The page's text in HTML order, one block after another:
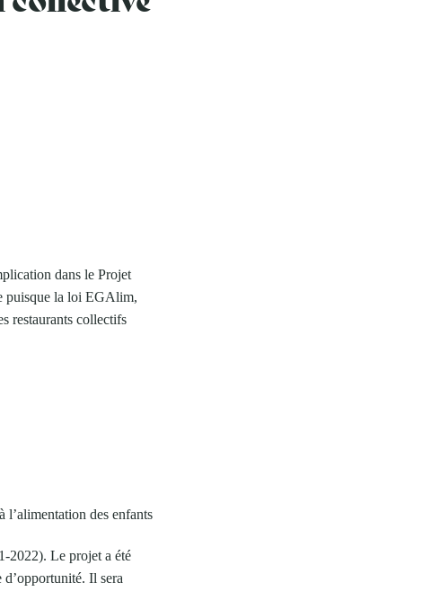
dans le Projet
puisque la loi EGAlim,
restaurants collectifs
l’alimentation des enfants
2022). Le projet a été
Il sera